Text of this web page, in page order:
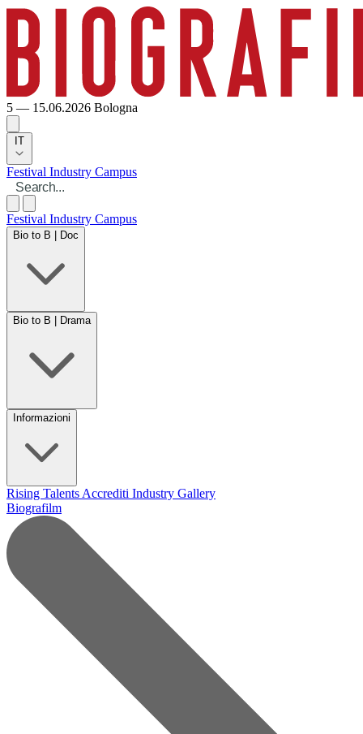
5 — 15.06.2026 Bologna
IT
Festival Industry Campus
Festival Industry Campus
Bio to B | Doc
Bio to B | Drama
Informazioni
Rising Talents Accrediti Industry Gallery
Biografilm